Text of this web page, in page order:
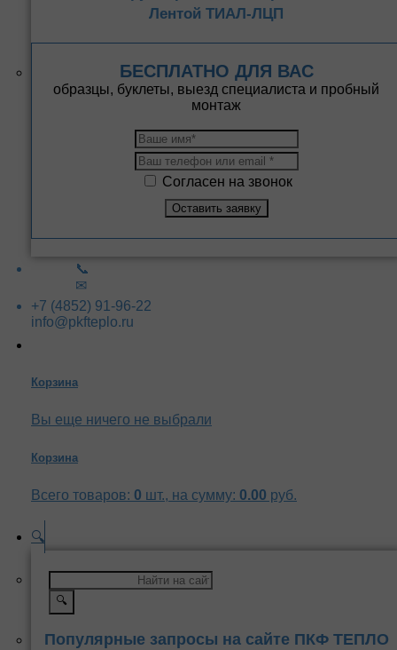
Лентой ТИАЛ-ЛЦП
БЕСПЛАТНО ДЛЯ ВАС
образцы, буклеты, выезд специалиста и пробный
монтаж
Согласен на звонок
📞
✉
+7 (4852) 91-96-22
info@pkfteplo.ru
Корзина
Вы еще ничего не выбрали
Корзина
Всего товаров: 0 шт., на сумму: 0.00 руб.
🔍
🔍
Популярные запросы на сайте ПКФ ТЕПЛО